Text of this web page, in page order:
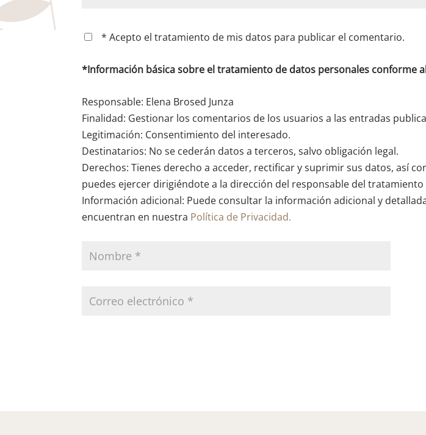
* Acepto el tratamiento de mis datos para publicar el comentario.
*Información básica sobre el tratamiento de datos personales conforme al
Responsable: Elena Brosed Junza
Finalidad: Gestionar los comentarios de los usuarios a las entradas
Legitimación: Consentimiento del interesado.
Destinatarios: No se cederán datos a terceros, salvo obligación legal.
Derechos: Tienes derecho a acceder, rectificar y suprimir sus datos, así
puedes ejercer dirigiéndote a la dirección del responsable del tratamiento
Información adicional: Puede consultar la información adicional y
encuentran en nuestra Política de Privacidad.